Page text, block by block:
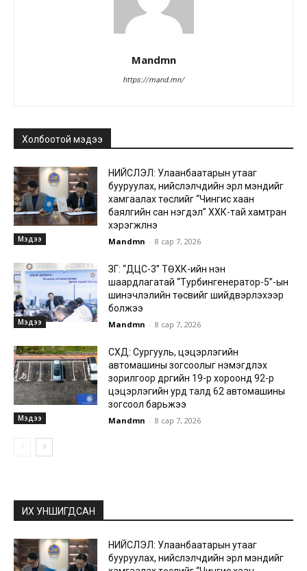
Mandmn
https://mand.mn/
Холбоотой мэдээ
Мэдээ
НИЙСЛЭЛ: Улаанбаатарын утааг
бууруулах, нийслэлчүүдийн эрүүл мэндийг
хамгаалах төслийг “Чингис хаан
баялгийн сан нэгдэл” ХХК-тай хамтран
хэрэгжүүлнэ
Mandmn - 8 сар 7, 2026
Мэдээ
ЗГ: “ДЦС-3” ТӨХК-ийн нэн
шаардлагатай “Турбингенератор-5”-ын
шинэчлэлийн төсвийг шийдвэрлэхээр
болжээ
Mandmn - 8 сар 7, 2026
Мэдээ
СХД: Сургууль, цэцэрлэгийн
автомашины зогсоолыг нэмэгдүүлэх
зорилгоор дүүргийн 19-р хороонд 92-р
цэцэрлэгийн урд талд 62 автомашины
зогсоол барьжээ
Mandmn - 8 сар 7, 2026
ИХ УНШИГДСАН
НИЙСЛЭЛ: Улаанбаатарын утааг
бууруулах, нийслэлчүүдийн эрүүл мэндийг